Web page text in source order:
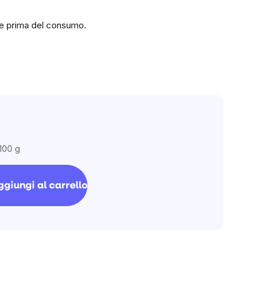
prima del consumo.
g
al carrello